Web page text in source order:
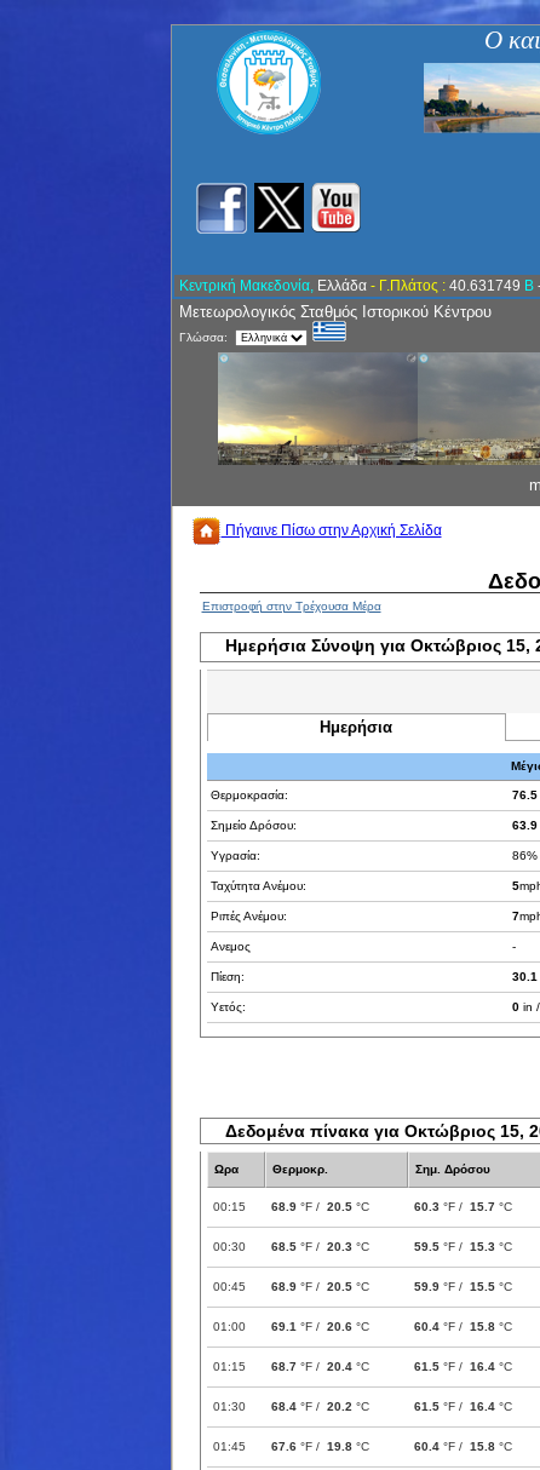
Ο
Κεντρική Μακεδονία, Ελλάδα - Γ.Πλάτος :40.631749 Β
Μετεωρολογικός Σταθμός Ιστορικού Κέντρου
Γλώσσα:
Πήγαινε Πίσω στην Αρχική Σελίδα
Επιστροφή στην Τρέχουσα Μέρα
Ημερήσια Σύνοψη για Οκτώβριος 15,
Ημερήσια
Θερμοκρασία: 76.5
Σημείο Δρόσου: 63.9
Υγρασία: 86%
Ταχύτητα Ανέμου: 5
Ριπές Ανέμου: 7
Ανεμος -
Πίεση: 30.1
Υετός: 0in /
Δεδομένα πίνακα για Οκτώβριος 15,
Ωρα Θερμοκρ. Σημ. Δρόσου
00:15 68.9°F / 20.5°C 60.3°F / 15.7°C
00:30 68.5°F / 20.3°C 59.5°F / 15.3°C
00:45 68.9°F / 20.5°C 59.9°F / 15.5°C
01:00 69.1°F / 20.6°C 60.4°F / 15.8°C
01:15 68.7°F / 20.4°C 61.5°F / 16.4°C
01:30 68.4°F / 20.2°C 61.5°F / 16.4°C
01:45 67.6°F / 19.8°C 60.4°F / 15.8°C